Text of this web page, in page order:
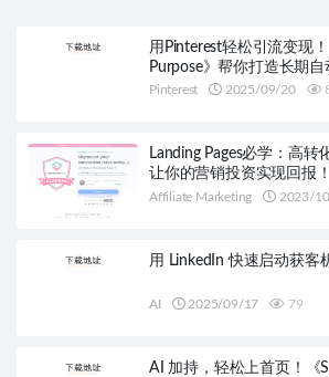
用Pinterest轻松引流变现
Purpose》帮你打造长期
Pinterest 2025/09/20
Landing Pages必学：高转
让你的营销投资实现回报！
Affiliate Marketing 2023/
用 LinkedIn 快速启动获客
AI 2025/09/17 79
AI 加持，轻松上首页！《